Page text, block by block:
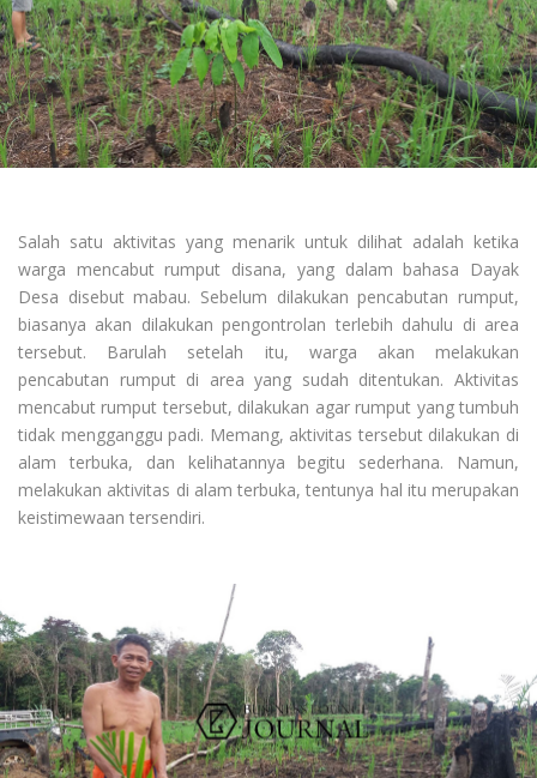
Salah satu aktivitas yang menarik untuk dilihat adalah ketika
warga mencabut rumput disana, yang dalam bahasa Dayak
Desa disebut mabau. Sebelum dilakukan pencabutan rumput,
biasanya akan dilakukan pengontrolan terlebih dahulu di area
tersebut. Barulah setelah itu, warga akan melakukan
pencabutan rumput di area yang sudah ditentukan. Aktivitas
mencabut rumput tersebut, dilakukan agar rumput yang tumbuh
tidak mengganggu padi. Memang, aktivitas tersebut dilakukan di
alam terbuka, dan kelihatannya begitu sederhana. Namun,
melakukan aktivitas di alam terbuka, tentunya hal itu merupakan
keistimewaan tersendiri.